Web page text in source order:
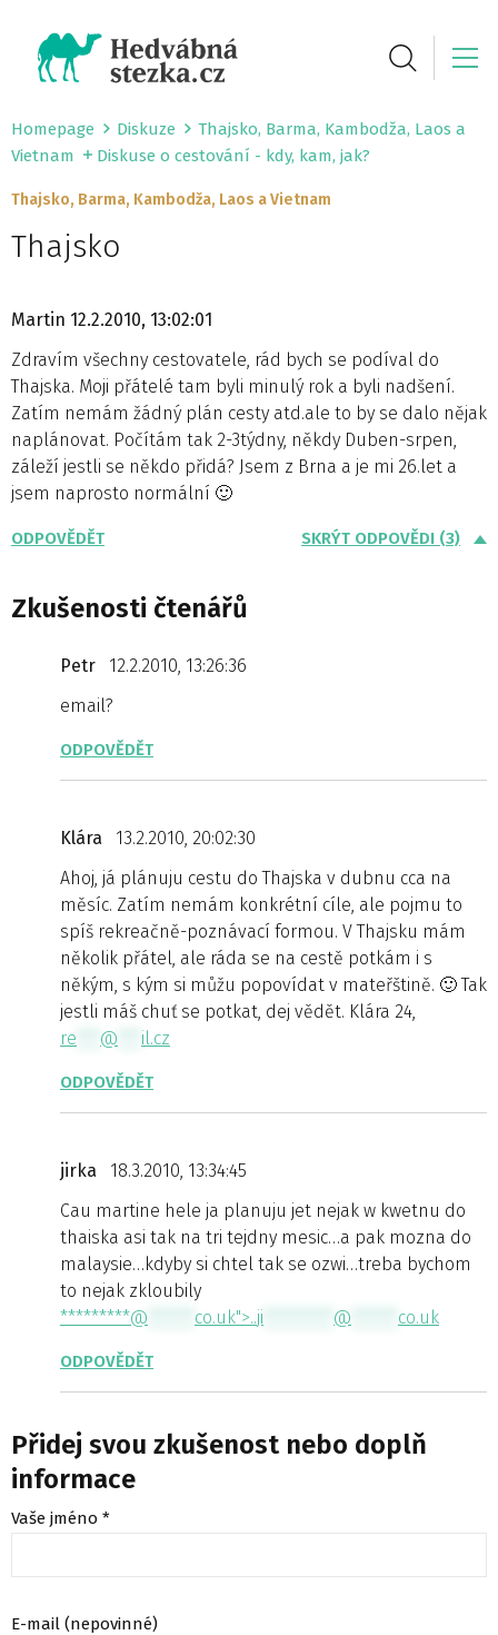
Homepage Diskuze
Thajsko, Barma, Kambodža, Laos a
Vietnam
Diskuse o cestování - kdy, kam, jak?
Thajsko, Barma, Kambodža, Laos a Vietnam
Thajsko
Martin 12.2.2010, 13:02:01
Zdravím všechny cestovatele, rád bych se podíval do
Thajska. Moji přátelé tam byli minulý rok a byli nadšení.
Zatím nemám žádný plán cesty atd.ale to by se dalo nějak
naplánovat. Počítám tak 2-3týdny, někdy Duben-srpen,
záleží jestli se někdo přidá? Jsem z Brna a je mi 26.let a
jsem naprosto normální 🙂
ODPOVĚDĚT SKRÝT ODPOVĚDI (3)
Zkušenosti čtenářů
Petr
12.2.2010, 13:26:36
email?
ODPOVĚDĚT
Klára
13.2.2010, 20:02:30
Ahoj, já plánuju cestu do Thajska v dubnu cca na
měsíc. Zatím nemám konkrétní cíle, ale pojmu to
spíš rekreačně-poznávací formou. V Thajsku mám
několik přátel, ale ráda se na cestě potkám i s
někým, s kým si můžu popovídat v mateřštině. 🙂 Tak
jestli máš chuť se potkat, dej vědět. Klára 24,
re
@ il.cz
ODPOVĚDĚT
jirka
18.3.2010, 13:34:45
Cau martine hele ja planuju jet nejak w kwetnu do
thaiska asi tak na tri tejdny mesic…a pak mozna do
malaysie…kdyby si chtel tak se ozwi…treba bychom
to nejak zkloubily
*********@
co.uk">..ji @ co.uk
ODPOVĚDĚT
Přidej svou zkušenost nebo doplň
informace
Vaše jméno *
E-mail (nepovinné)